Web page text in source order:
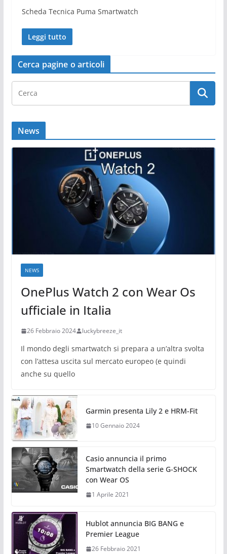
Scheda Tecnica Puma Smartwatch
Leggi tutto
Cerca pagine o articoli
News
NEWS
OnePlus Watch 2 con Wear Os
ufficiale in Italia
26 Febbraio 2024 luckybreeze_it
Il mondo degli smartwatch si prepara a un’altra svolta
con l’attesa uscita sul mercato europeo (e quindi
anche su quello
Garmin presenta Lily 2 e HRM-Fit
10 Gennaio 2024
Casio annuncia il primo
Smartwatch della serie G-SHOCK
con Wear OS
1 Aprile 2021
Hublot annuncia BIG BANG e
Premier League
26 Febbraio 2021